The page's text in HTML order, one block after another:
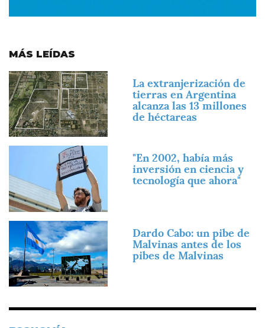
MÁS LEÍDAS
Imagen
La extranjerización de
tierras en Argentina
alcanza las 13 millones
de héctareas
"En 2002, había más
inversión en ciencia y
tecnología que ahora"
Imagen
Dardo Cabo: un pibe de
Malvinas antes de los
pibes de Malvinas